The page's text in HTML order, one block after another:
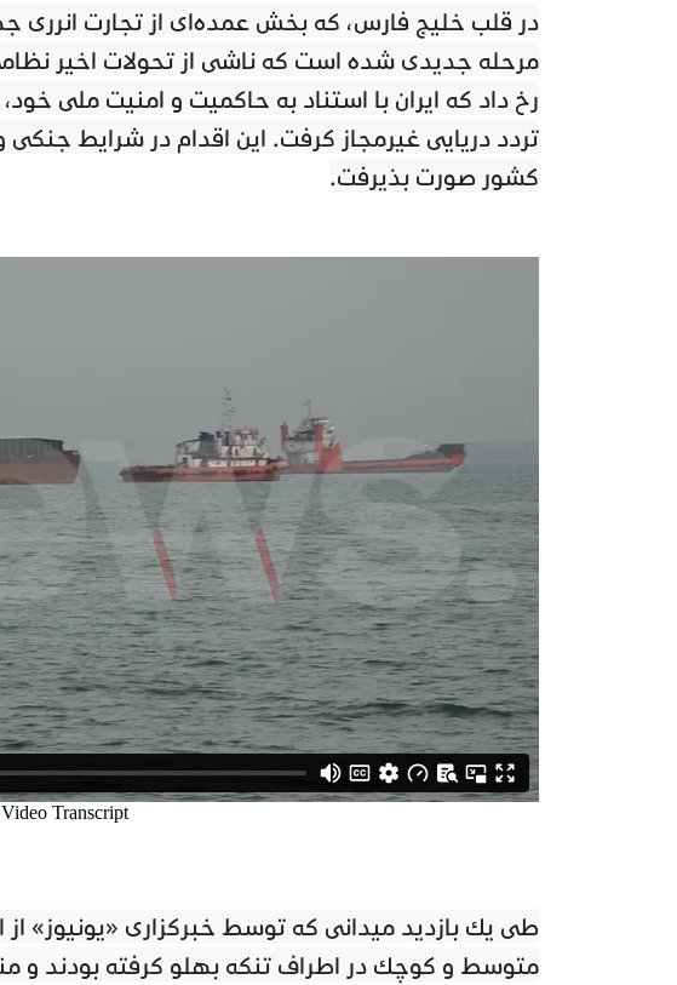
در قلب خلیج فارس، که بخش عمده‌ای از تجارت انرژی
مرحله جدیدی شده است که ناشی از تحولات اخیر
رخ داد که ایران با استناد به حاکمیت و امنیت ملی
تردد دریایی غیرمجاز گرفت. این اقدام در شرایط
کشور صورت پذیرفت.
طی یک بازدید میدانی که توسط خبرگزاری «یونیوز»
متوسط و کوچک در اطراف تنگه پهلو گرفته بودند و